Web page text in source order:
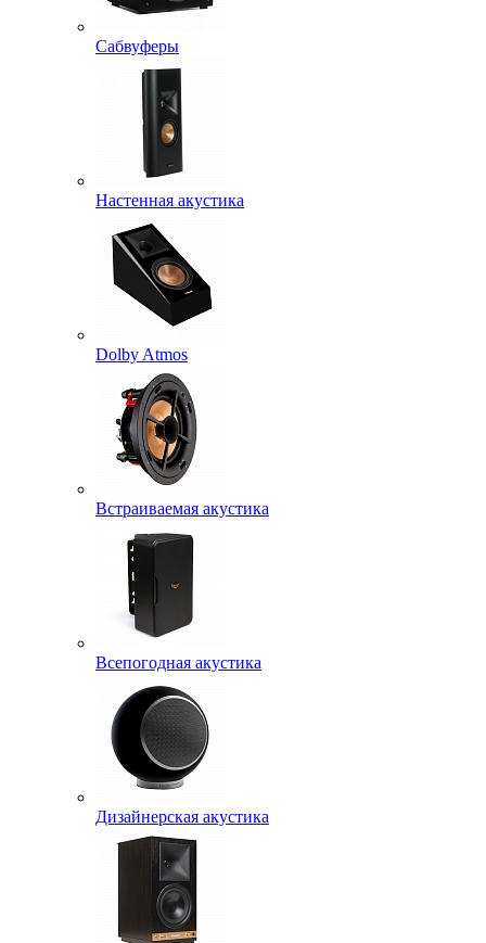
Сабвуферы
Настенная акустика
Dolby Atmos
Встраиваемая акустика
Всепогодная акустика
Дизайнерская акустика